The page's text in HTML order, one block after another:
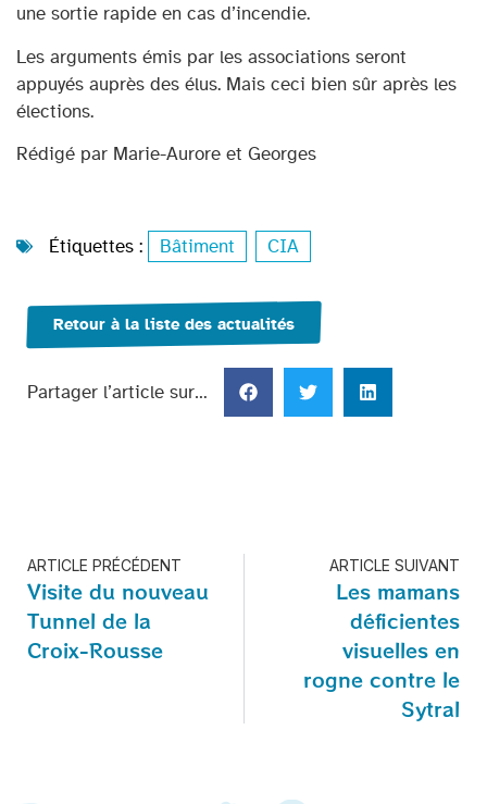
une sortie rapide en cas d’incendie.
Les arguments émis par les associations seront
appuyés auprès des élus. Mais ceci bien sûr après les
élections.
Rédigé par Marie-Aurore et Georges
Étiquettes : Bâtiment CIA
Retour à la liste des actualités
Partager l’article sur…
ARTICLE PRÉCÉDENT
Visite du nouveau
Tunnel de la
Croix-Rousse
ARTICLE SUIVANT
Les mamans
déficientes
visuelles en
rogne contre le
Sytral